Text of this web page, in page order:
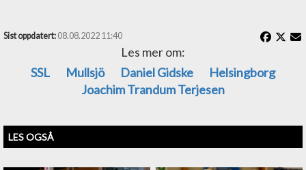
Sist oppdatert: 08.08.2022 11:40
Les mer om:
SSL
Mullsjö Daniel Gidske
Helsingborg
Joachim Trandum Terjesen
LES OGSÅ